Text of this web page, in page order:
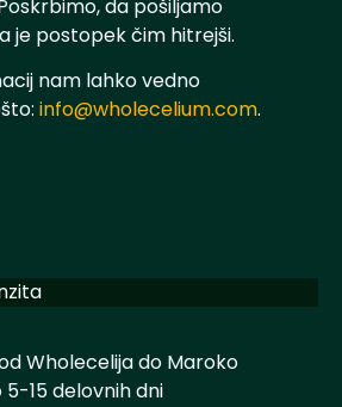
da pošiljamo
je postopek čim hitrejši.
nam lahko vedno
info@wholecelium.com.
Wholecelija do Maroko
15 delovnih dni